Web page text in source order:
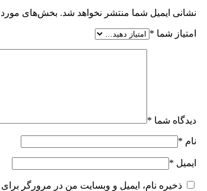
نشانی ایمیل شما منتشر نخواهد شد. بخش‌های
امتیاز شما *
دیدگاه شما *
نام *
ایمیل *
ذخیره نام، ایمیل و وبسایت من در مرورگر